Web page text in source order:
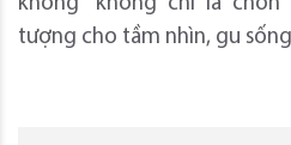
tượng cho tầm nhìn, gu